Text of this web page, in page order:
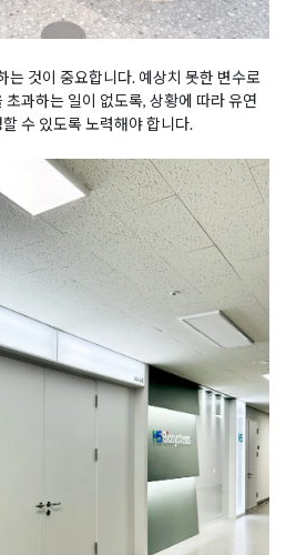
는 것이 중요합니다. 예상치 못한 변수로
과하는 일이 없도록, 상황에 따라 유연
수 있도록 노력해야 합니다.